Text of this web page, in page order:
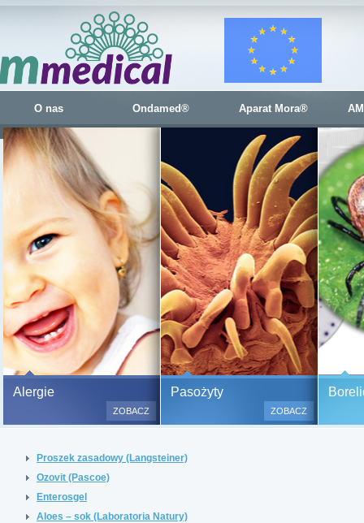
O nas Ondamed® Aparat Mora®
Alergie
Bezbolesne testy alergiczne
500 alergenów oraz zabiegi
odczulające.
ZOBACZ
Pasożyty
ZOBACZ
Proszek zasadowy (Langsteiner)
Ozovit (Pascoe)
Enterosgel
Aloes – sok (Laboratoria Natury)